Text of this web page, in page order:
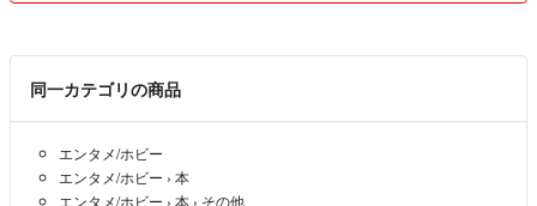
同一カテゴリの商品
エンタメ/ホビー
エンタメ/ホビー › 本
エンタメ/ホビー › 本 › その他